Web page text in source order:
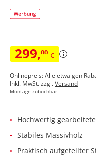
299,00 €
Onlinepreis: Alle etwaigen
Inkl. MwSt. zzgl.Versand
Montage zubuchbar
Hochwertig
Stabiles Massivholz
Praktisch aufgeteilter